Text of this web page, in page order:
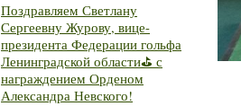
Поздравляем Светлану
Сергеевну Журову, вице-
президента Федерации гольфа
Ленинградской области⛳ с
награждением Орденом
Александра Невского!